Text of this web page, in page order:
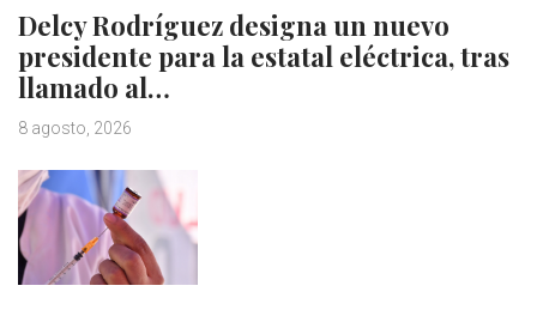
Delcy Rodríguez designa un nuevo
presidente para la estatal eléctrica, tras
llamado al…
8 agosto, 2026